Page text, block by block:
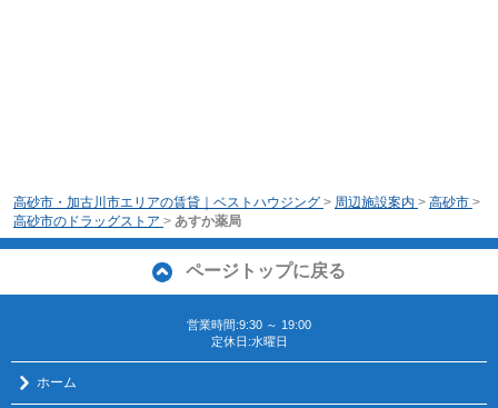
高砂市・加古川市エリアの賃貸｜ベストハウジング > 周辺施設案内 > 高砂市 >
高砂市のドラッグストア > あすか薬局
ページトップに戻る
営業時間:9:30 ～ 19:00
定休日:水曜日
ホーム